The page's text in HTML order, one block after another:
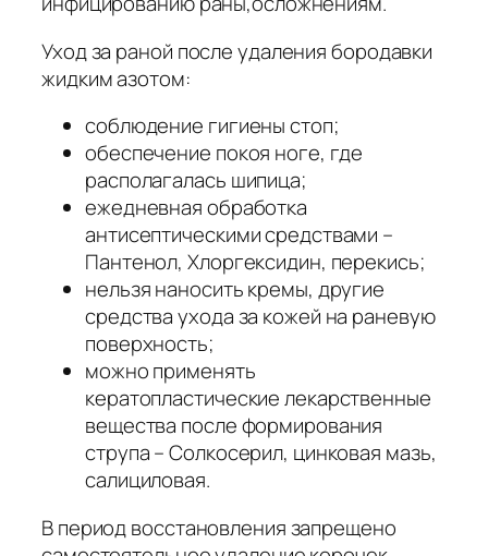
Уход за раной после удаления бородавки
жидким азотом:
соблюдение гигиены стоп;
обеспечение покоя ноге, где
располагалась шипица;
ежедневная обработка
антисептическими средствами –
Пантенол, Хлоргексидин, перекись;
нельзя наносить кремы, другие
средства ухода за кожей на раневую
поверхность;
можно применять
кератопластические лекарственные
вещества после формирования
струпа – Солкосерил, цинковая мазь,
салициловая.
В период восстановления запрещено